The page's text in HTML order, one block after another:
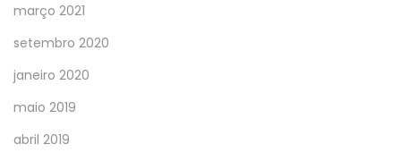
março 2021
setembro 2020
janeiro 2020
maio 2019
abril 2019